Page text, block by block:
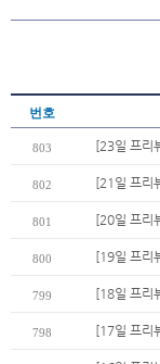
번호
803 [23일 프리
802 [21일 프리
801 [20일 프리
800 [19일 프리
799 [18일 프리
798 [17일 프리